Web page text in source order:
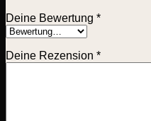
Deine Bewertung *
Deine Rezension *